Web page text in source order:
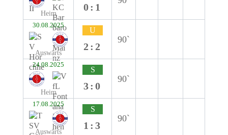
Heim
0:1
30.08.2025
Auswärts
U
2:2
90`
24.08.2025
Heim
S
3:0
90`
17.08.2025
Auswärts
S
1:3
90`